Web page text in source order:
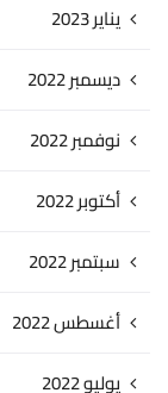
يناير 2023
ديسمبر 2022
نوفمبر 2022
أكتوبر 2022
سبتمبر 2022
أغسطس 2022
يوليو 2022